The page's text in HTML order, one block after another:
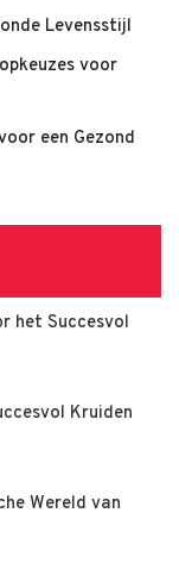
Levensstijl
voor
een Gezond
het Succesvol
Kruiden
Wereld van